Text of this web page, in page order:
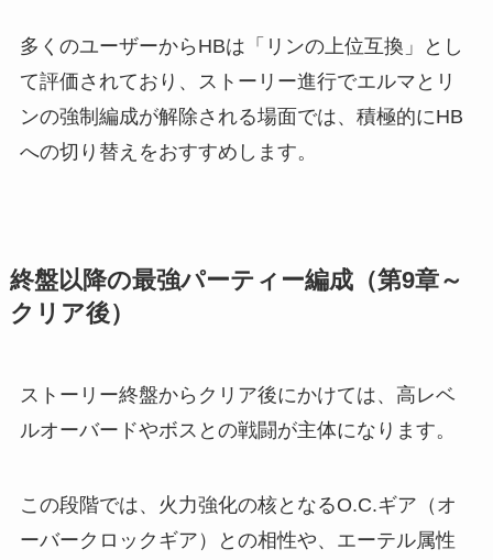
多くのユーザーからHBは「リンの上位互換」とし
て評価されており、ストーリー進行でエルマとリ
ンの強制編成が解除される場面では、積極的にHB
への切り替えをおすすめします。
終盤以降の最強パーティー編成（第9章～
クリア後）
ストーリー終盤からクリア後にかけては、高レベ
ルオーバードやボスとの戦闘が主体になります。
この段階では、火力強化の核となるO.C.ギア（オ
ーバークロックギア）との相性や、エーテル属性